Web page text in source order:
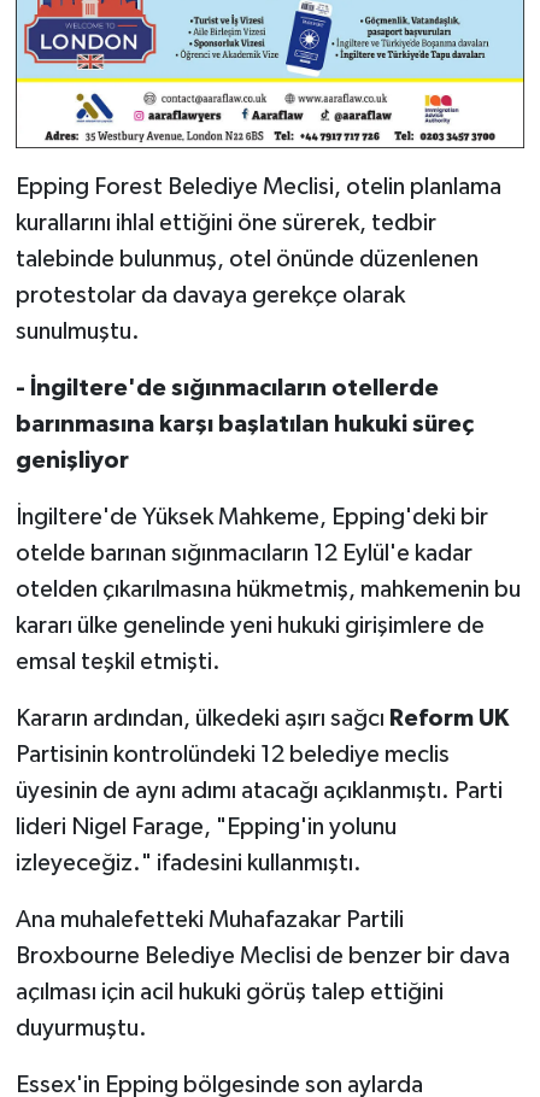
Epping Forest Belediye Meclisi, otelin planlama
kurallarını ihlal ettiğini öne sürerek, tedbir
talebinde bulunmuş, otel önünde düzenlenen
protestolar da davaya gerekçe olarak
sunulmuştu.
- İngiltere'de sığınmacıların otellerde
barınmasına karşı başlatılan hukuki süreç
genişliyor
İngiltere'de Yüksek Mahkeme, Epping'deki bir
otelde barınan sığınmacıların 12 Eylül'e kadar
otelden çıkarılmasına hükmetmiş, mahkemenin bu
kararı ülke genelinde yeni hukuki girişimlere de
emsal teşkil etmişti.
Kararın ardından, ülkedeki aşırı sağcı Reform UK
Partisinin kontrolündeki 12 belediye meclis
üyesinin de aynı adımı atacağı açıklanmıştı. Parti
lideri Nigel Farage, "Epping'in yolunu
izleyeceğiz." ifadesini kullanmıştı.
Ana muhalefetteki Muhafazakar Partili
Broxbourne Belediye Meclisi de benzer bir dava
açılması için acil hukuki görüş talep ettiğini
duyurmuştu.
Essex'in Epping bölgesinde son aylarda